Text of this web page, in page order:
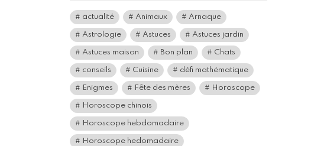
actualité Animaux Arnaque
Astrologie Astuces Astuces jardin
Astuces maison Bon plan Chats
conseils Cuisine défi mathématique
Enigmes Fête des mères Horoscope
Horoscope chinois
Horoscope hebdomadaire
Horoscope hedomadaire